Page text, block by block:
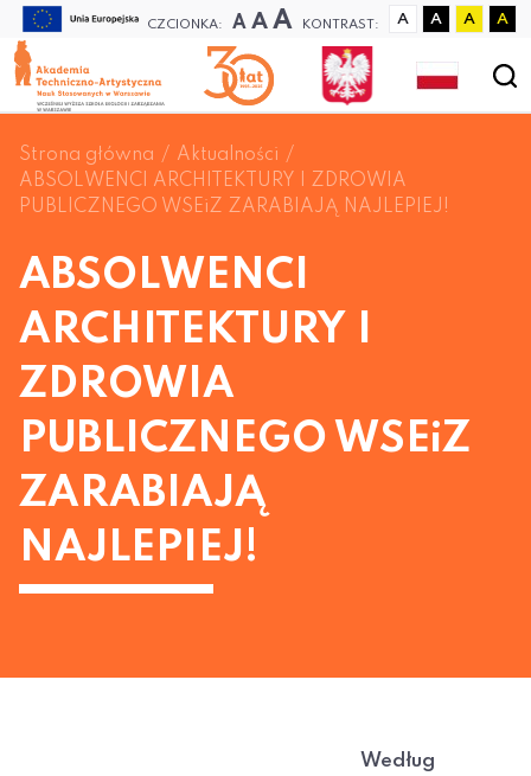
CZCIONKA: A A A KONTRAST: A A A A
Strona główna
Aktualności
ABSOLWENCI ARCHITEKTURY I ZDROWIA
PUBLICZNEGO WSEiZ ZARABIAJĄ NAJLEPIEJ!
ABSOLWENCI
ARCHITEKTURY I
ZDROWIA
PUBLICZNEGO WSEiZ
ZARABIAJĄ
NAJLEPIEJ!
Według